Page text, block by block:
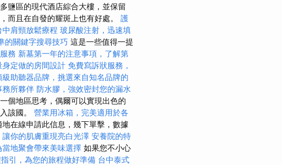
鹽區的現代酒店綜合大樓，並保留
而且在自發的耀斑上也有好處。 護
中肩頸放鬆療程 玻尿酸注射，迅速填
的關鍵字搜尋技巧 這是一些值得一提
務 新墓第一年的注意事項，了解第
定做的房間設計 免費寫訴狀服務，
級助聽器品牌，挑選來自知名品牌的
務所夥伴 防水膠，強效密封您的漏水
個地區思考，偶爾可以實現出色的
該國。 營業用冰箱，完美適用於各
在線申請此信息，幾下單擊，數據
讓你的肌膚重現亮白光澤 安養院的特
地聚會帶來美味選擇 如果您不小心
引，為您的旅程做好準備 台中泰式